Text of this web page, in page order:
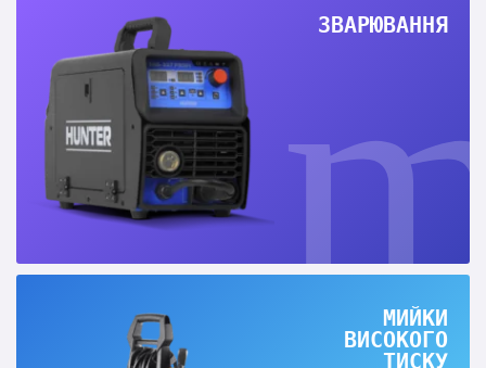
ЗВАРЮВАННЯ
МИЙКИ
ВИСОКОГО
ТИСКУ